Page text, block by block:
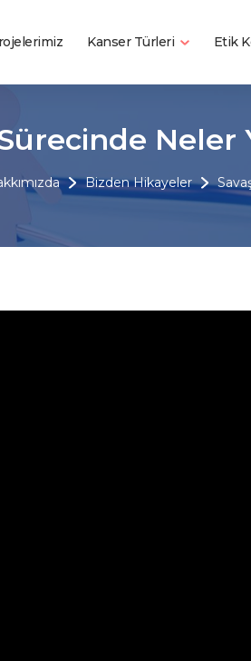
Kanser Türleri Etik
Neler
Bizden Hikayeler